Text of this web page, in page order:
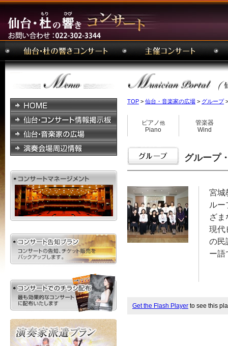
TOP > 仙台・音楽家の広場 > グループ
ピアノ他
Piano
管楽器
Wind
グルー
宮城
ル
ざ
現代
の民
ー語
Get the Flash Player to see this